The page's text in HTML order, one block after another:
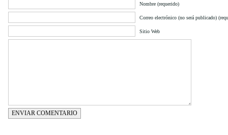
Nombre (requerido)
Correo electrónico (no será publicado)
Sitio Web
ENVIAR COMENTARIO